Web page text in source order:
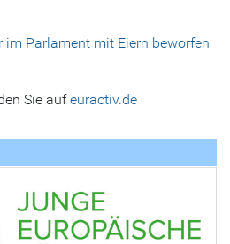
im Parlament mit Eiern beworfen
Sie aufeuractiv.de